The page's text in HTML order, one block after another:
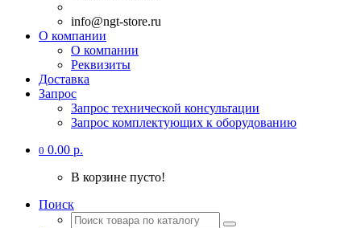
info@ngt-store.ru
О компании
О компании
Реквизиты
Доставка
Запрос
Запрос технической консультации
Запрос комплектующих к оборудованию
0 0.00 р.
В корзине пусто!
Поиск